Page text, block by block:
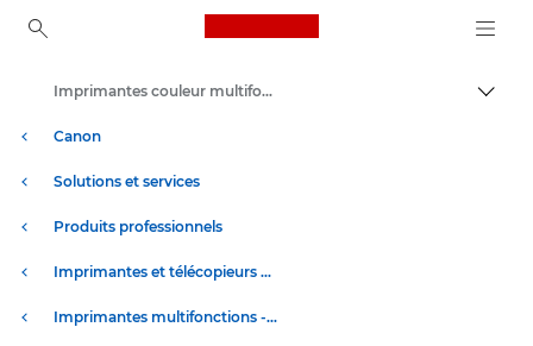
Canon Logo, back to
Canon
Solutions et services
Produits professionnels
Imprimantes et télécopieurs professionnels
Imprimantes multifonctions - Multifonctions
Imprimantes couleur multifonction